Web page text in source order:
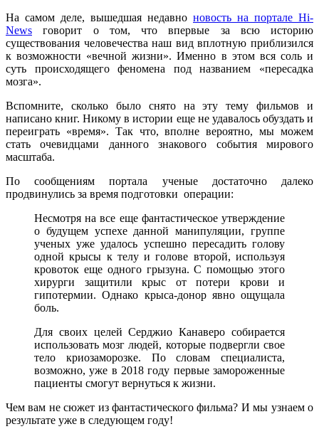
На самом деле, вышедшая недавно новость на портале Hi-
News говорит о том, что впервые за всю историю
существования человечества наш вид вплотную приблизился
к возможности «вечной жизни». Именно в этом вся соль и
суть происходящего феномена под названием «пересадка
мозга».
Вспомните, сколько было снято на эту тему фильмов и
написано книг. Никому в истории еще не удавалось обуздать и
переиграть «время». Так что, вполне вероятно, мы можем
стать очевидцами данного знакового события мирового
масштаба.
По сообщениям портала ученые достаточно далеко
продвинулись за время подготовки операции:
Несмотря на все еще фантастическое утверждение
о будущем успехе данной манипуляции, группе
ученых уже удалось успешно пересадить голову
одной крысы к телу и голове второй, используя
кровоток еще одного грызуна. С помощью этого
хирурги защитили крыс от потери крови и
гипотермии. Однако крыса-донор явно ощущала
боль.
Для своих целей Серджио Канаверо собирается
использовать мозг людей, которые подвергли свое
тело криозаморозке. По словам специалиста,
возможно, уже в 2018 году первые замороженные
пациенты смогут вернуться к жизни.
Чем вам не сюжет из фантастического фильма? И мы узнаем о
результате уже в следующем году!